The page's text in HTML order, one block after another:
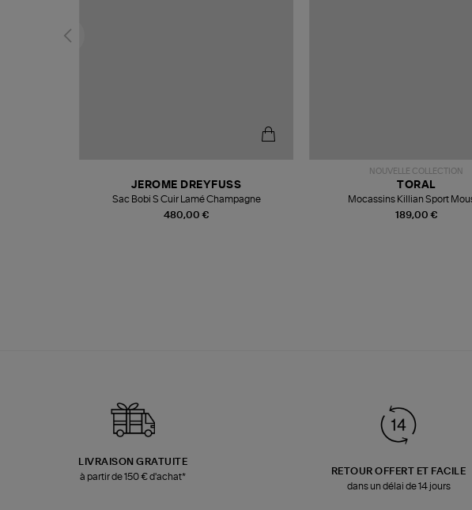
480,00 €
JEROME DREYFUSS
Sac Bobi S Cuir Lamé Champagne
NOUVELLE COLLECTION
189,00 €
TORAL
Mocassins Killian Sport
LIVRAISON GRATUITE
à partir de 150 € d'achat*
RETOUR OFFERT ET FACILE
dans un délai de 14 jours